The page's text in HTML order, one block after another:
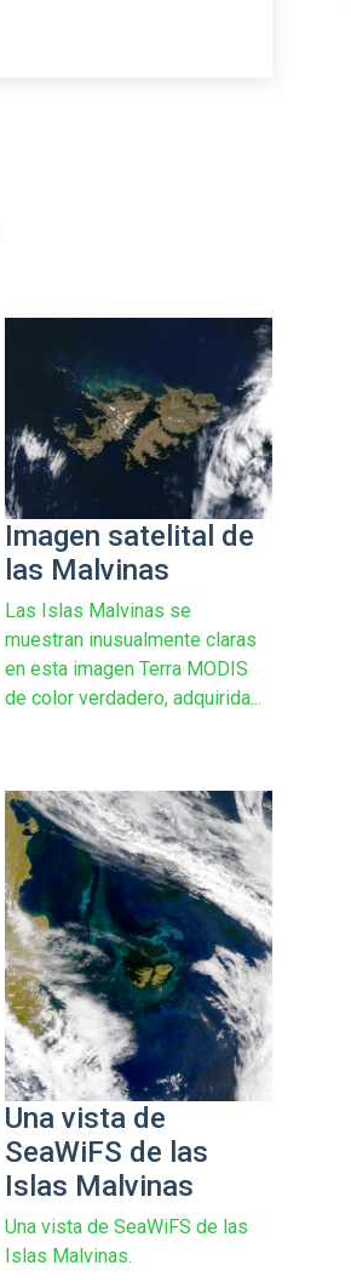
Imagen satelital de
las Malvinas
Las Islas Malvinas se
muestran inusualmente claras
en esta imagen Terra MODIS
de color verdadero, adquirida...
Una vista de
SeaWiFS de las
Islas Malvinas
Una vista de SeaWiFS de las
Islas Malvinas.